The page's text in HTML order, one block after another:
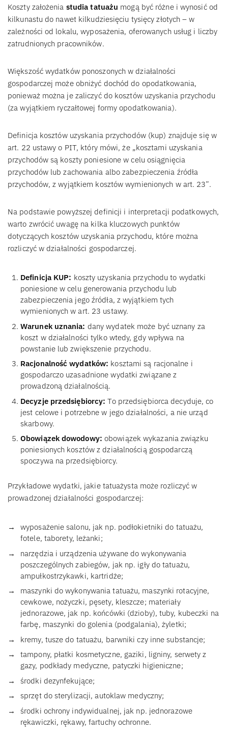
Koszty założenia studia tatuażu mogą być różne i wynosić od
kilkunastu do nawet kilkudziesięciu tysięcy złotych – w
zależności od lokalu, wyposażenia, oferowanych usług i liczby
zatrudnionych pracowników.
Większość wydatków ponoszonych w działalności
gospodarczej może obniżyć dochód do opodatkowania,
ponieważ można je zaliczyć do kosztów uzyskania przychodu
(za wyjątkiem ryczałtowej formy opodatkowania).
Definicja kosztów uzyskania przychodów (kup) znajduje się w
art. 22 ustawy o PIT, który mówi, że „kosztami uzyskania
przychodów są koszty poniesione w celu osiągnięcia
przychodów lub zachowania albo zabezpieczenia źródła
przychodów, z wyjątkiem kosztów wymienionych w art. 23”.
Na podstawie powyższej definicji i interpretacji podatkowych,
warto zwrócić uwagę na kilka kluczowych punktów
dotyczących kosztów uzyskania przychodu, które można
rozliczyć w działalności gospodarczej.
Definicja KUP: koszty uzyskania przychodu to wydatki
poniesione w celu generowania przychodu lub
zabezpieczenia jego źródła, z wyjątkiem tych
wymienionych w art. 23 ustawy.
Warunek uznania: dany wydatek może być uznany za
koszt w działalności tylko wtedy, gdy wpływa na
powstanie lub zwiększenie przychodu.
Racjonalność wydatków: kosztami są racjonalne i
gospodarczo uzasadnione wydatki związane z
prowadzoną działalnością.
Decyzje przedsiębiorcy: To przedsiębiorca decyduje, co
jest celowe i potrzebne w jego działalności, a nie urząd
skarbowy.
Obowiązek dowodowy: obowiązek wykazania związku
poniesionych kosztów z działalnością gospodarczą
spoczywa na przedsiębiorcy.
Przykładowe wydatki, jakie tatuażysta może rozliczyć w
prowadzonej działalności gospodarczej:
wyposażenie salonu, jak np. podłokietniki do tatuażu,
fotele, taborety, leżanki;
narzędzia i urządzenia używane do wykonywania
poszczególnych zabiegów, jak np. igły do tatuażu,
ampułkostrzykawki, kartridże;
maszynki do wykonywania tatuażu, maszynki rotacyjne,
cewkowe, nożyczki, pęsety, kleszcze; materiały
jednorazowe, jak np. końcówki (dzioby), tuby, kubeczki na
farbę, maszynki do golenia (podgalania), żyletki;
kremy, tusze do tatuażu, barwniki czy inne substancje;
tampony, płatki kosmetyczne, gaziki, ligniny, serwety z
gazy, podkłady medyczne, patyczki higieniczne;
środki dezynfekujące;
sprzęt do sterylizacji, autoklaw medyczny;
środki ochrony indywidualnej, jak np. jednorazowe
rękawiczki, rękawy, fartuchy ochronne.